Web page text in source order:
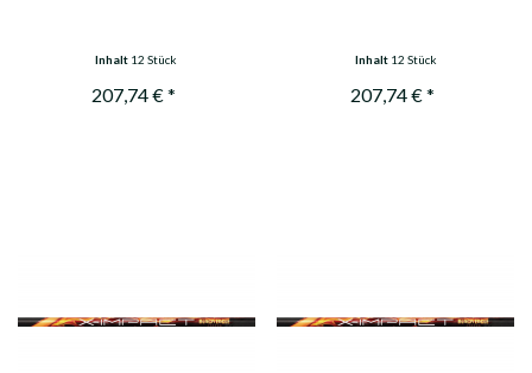
Inhalt 12 Stück
207,74 € *
Inhalt 12 Stück
207,74 € *